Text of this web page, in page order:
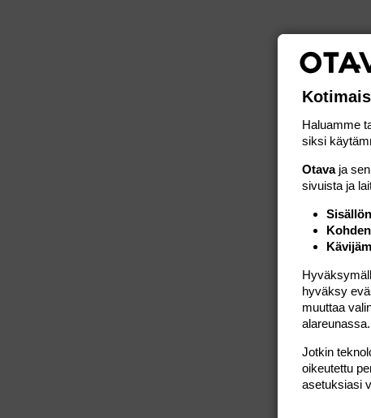
Haluamme
siksi
Otavaja sen
sivuista ja
hyväksy
muuttaa
alareunassa.
Jotkin
oikeutettu
asetuksiasi